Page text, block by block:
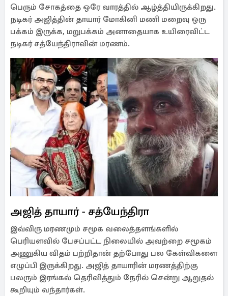
பெரும் சோகத்தை ஒரே வாரத்தில் ஆழ்த்தியிருக்கிறது.
நடிகர் அஜித்தின் தாயார் மோகினி மணி மறைவு ஒரு
பக்கம் இருக்க, மறுபக்கம் அனாதையாக உயிரைவிட்ட
நடிகர் சத்யேந்திராவின் மரணம்.
அஜித் தாயார் - சத்யேந்திரா
இவ்விரு மரணமும் சமூக வலைத்தளங்களில்
பெரியளவில் பேசப்பட்ட நிலையில் அவற்றை சமூகம்
அணுகிய விதம் பற்றிதான் தற்போது பல கேள்விகளை
எழுப்பி இருக்கிறது. அஜித் தாயாரின் மரணத்திற்கு
பலரும் இரங்கல் தெரிவித்தும் நேரில் சென்று ஆறுதல்
கூறியும் வந்தார்கள்.